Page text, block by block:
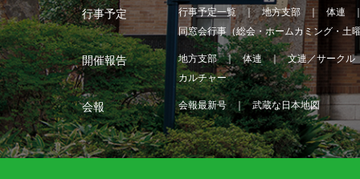
行事予定 行事予定一覧 地方支部
体連
同窓会行事（総会・ホームカミング・土
開催報告 地方支部 体連
文連／サークル
カルチャー
会報 会報最新号 武蔵な日本地図